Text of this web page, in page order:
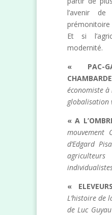
l’avenir
Et si
modernité.
« PAC-
économiste à
globalisation
« A
mouvement
d’Edgard
«
L’histoire de
de Luc